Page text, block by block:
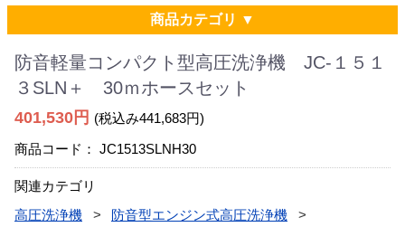
商品カテゴリ ▼
防音軽量コンパクト型高圧洗浄機 JC-１５１
３SLN＋ 30ｍホースセット
401,530円 (税込み441,683円)
商品コード： JC1513SLNH30
関連カテゴリ
高圧洗浄機
防音型エンジン式高圧洗浄機